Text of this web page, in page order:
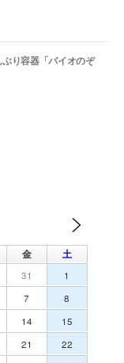
り容器「バイオのぞ
金 土
31
1
7 8
14
15
21
22